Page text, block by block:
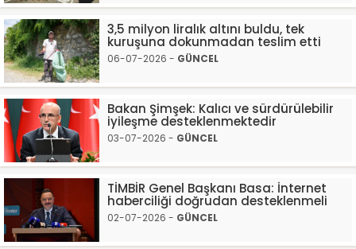
3,5 milyon liralık altını buldu, tek
kuruşuna dokunmadan teslim etti
06-07-2026 - GÜNCEL
Bakan Şimşek: Kalıcı ve sürdürülebilir
iyileşme desteklenmektedir
03-07-2026 - GÜNCEL
TİMBİR Genel Başkanı Basa: İnternet
haberciliği doğrudan desteklenmeli
02-07-2026 - GÜNCEL